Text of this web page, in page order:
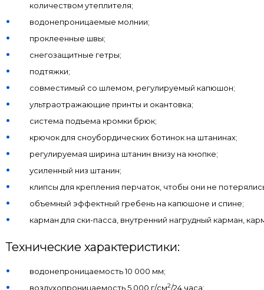
количеством утеплителя;
водонепроницаемые молнии;
проклеенные швы;
снегозащитные гетры;
подтяжки;
совместимый со шлемом, регулируемый капюшон;
ультраотражающие принты и окантовка;
система подъема кромки брюк;
крючок для сноубордических ботинок на штанинах;
регулируемая ширина штанин внизу на кнопке;
усиленный низ штанин;
клипсы для крепления перчаток, чтобы они не
объемный эффектный гребень на капюшоне и спине;
карман для ски-пасса, внутренний нагрудный карман,
Технические характеристики:
водонепроницаемость 10 000 мм;
воздухопроницаемость 5 000 г/см2/24 часа;